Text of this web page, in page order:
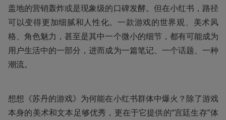
盖地的营销轰炸或是现象级的口碑发酵。但在小红书，路径
可以变得更加细腻和人性化。一款游戏的世界观、美术风
格、角色魅力，甚至是其中一个微小的细节，都有可能成为
用户生活中的一部分，进而成为一篇笔记、一个话题、一种
潮流。
想想《苏丹的游戏》为何能在小红书群体中爆火？除了游戏
本身的美术和文本足够优秀，更在于它提供的“宫廷生存”体